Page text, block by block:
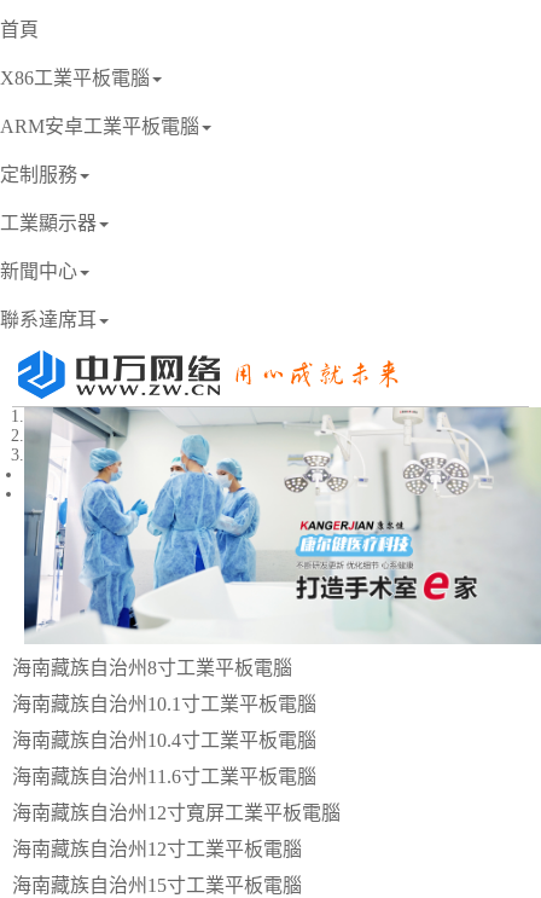
首頁
X86工業平板電腦
ARM安卓工業平板電腦
定制服務
工業顯示器
新聞中心
聯系達席耳
2
Previous
Next
海南藏族自治州8寸工業平板電腦
海南藏族自治州10.1寸工業平板電腦
海南藏族自治州10.4寸工業平板電腦
海南藏族自治州11.6寸工業平板電腦
海南藏族自治州12寸寬屏工業平板電腦
海南藏族自治州12寸工業平板電腦
海南藏族自治州15寸工業平板電腦